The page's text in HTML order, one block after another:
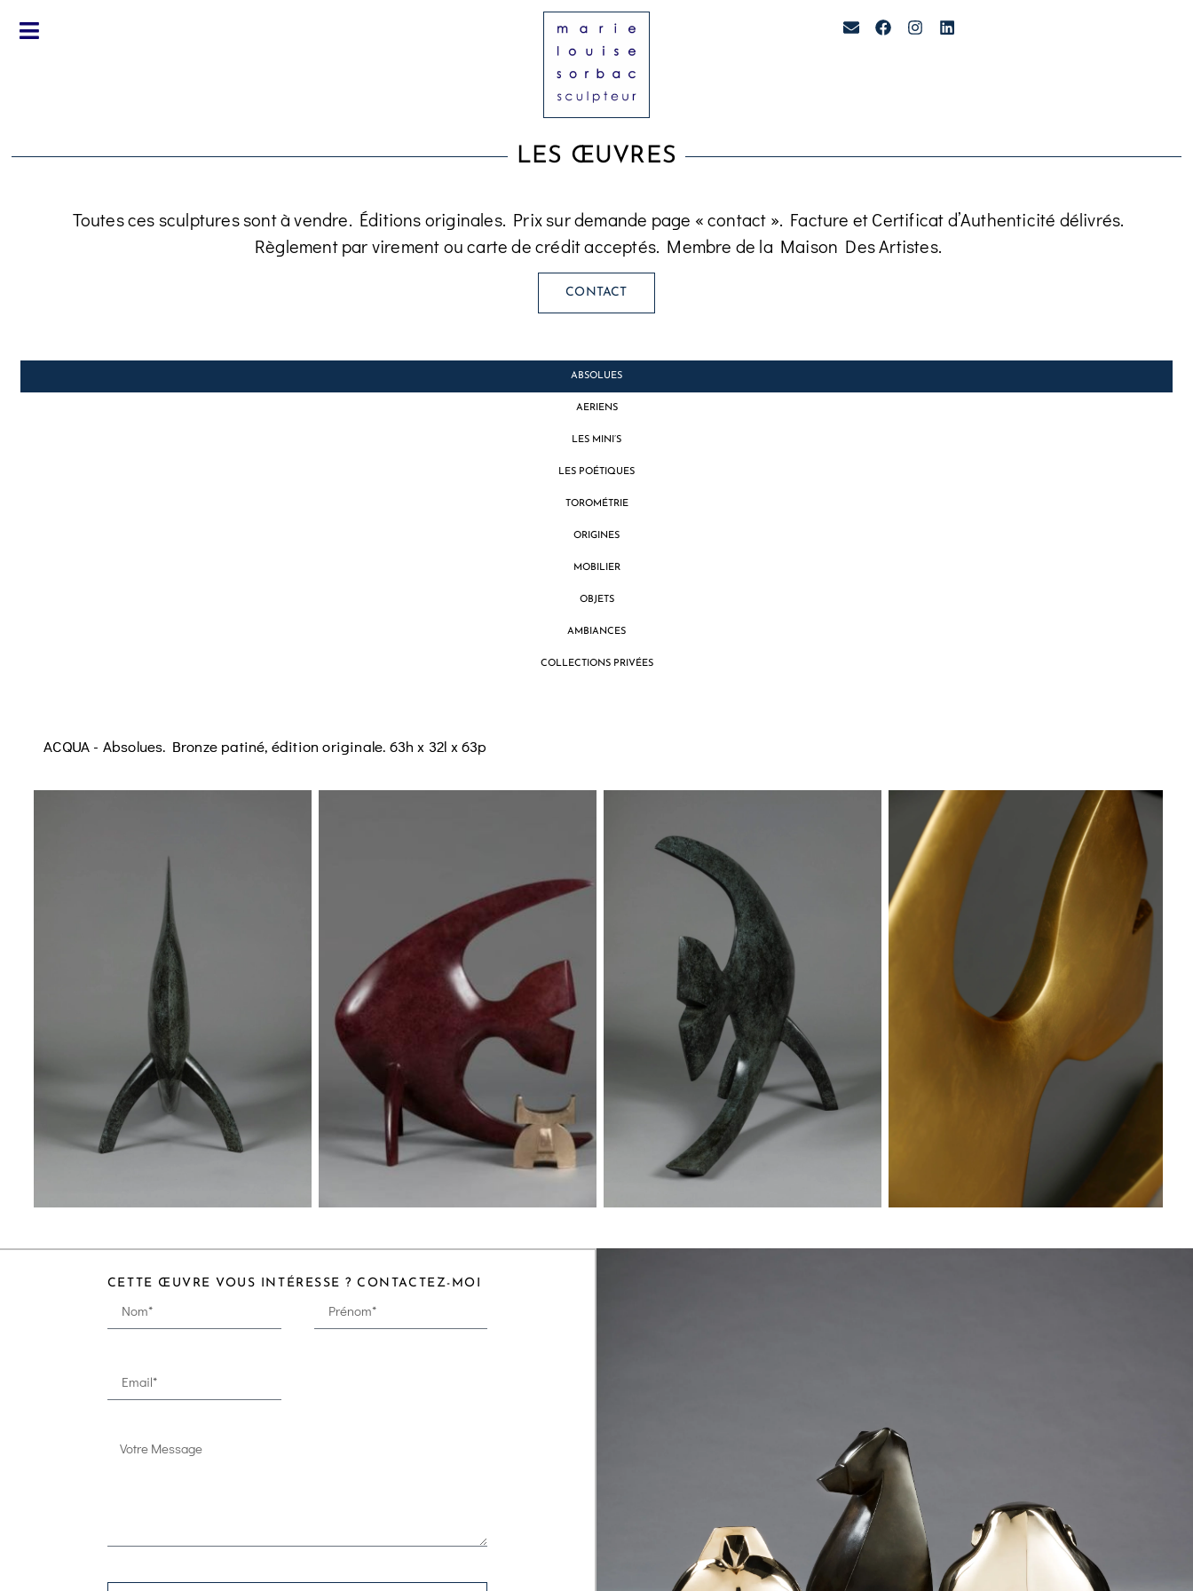
LES ŒUVRES
Toutes ces sculptures sont à vendre. Éditions originales. Prix sur demande page « contact ». Facture et Certificat d’Authenticité délivrés.
Règlement par virement ou carte de crédit acceptés. Membre de la Maison Des Artistes.
CONTACT
ABSOLUES
AERIENS
LES MINI’S
LES POÉTIQUES
TOROMÉTRIE
ORIGINES
MOBILIER
OBJETS
AMBIANCES
COLLECTIONS PRIVÉES
ACQUA - Absolues. Bronze patiné, édition originale. 63h x 32l x 63p
CETTE ŒUVRE VOUS INTÉRESSE ? CONTACTEZ-MOI